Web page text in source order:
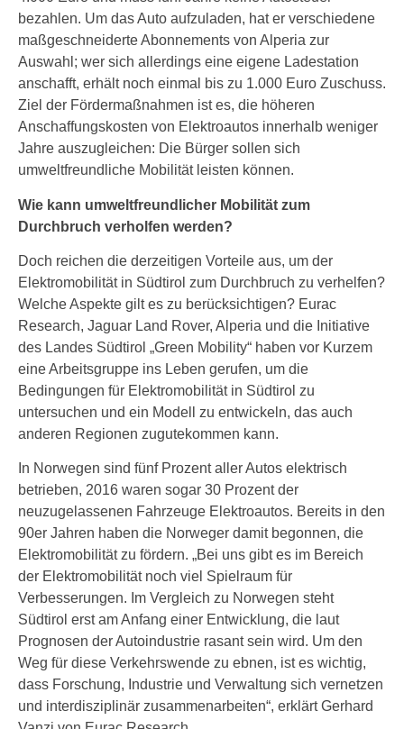
bezahlen. Um das Auto aufzuladen, hat er verschiedene
maßgeschneiderte Abonnements von Alperia zur
Auswahl; wer sich allerdings eine eigene Ladestation
anschafft, erhält noch einmal bis zu 1.000 Euro Zuschuss.
Ziel der Fördermaßnahmen ist es, die höheren
Anschaffungskosten von Elektroautos innerhalb weniger
Jahre auszugleichen: Die Bürger sollen sich
umweltfreundliche Mobilität leisten können.
Wie kann umweltfreundlicher Mobilität zum
Durchbruch verholfen werden?
Doch reichen die derzeitigen Vorteile aus, um der
Elektromobilität in Südtirol zum Durchbruch zu verhelfen?
Welche Aspekte gilt es zu berücksichtigen? Eurac
Research, Jaguar Land Rover, Alperia und die Initiative
des Landes Südtirol „Green Mobility“ haben vor Kurzem
eine Arbeitsgruppe ins Leben gerufen, um die
Bedingungen für Elektromobilität in Südtirol zu
untersuchen und ein Modell zu entwickeln, das auch
anderen Regionen zugutekommen kann.
In Norwegen sind fünf Prozent aller Autos elektrisch
betrieben, 2016 waren sogar 30 Prozent der
neuzugelassenen Fahrzeuge Elektroautos. Bereits in den
90er Jahren haben die Norweger damit begonnen, die
Elektromobilität zu fördern. „Bei uns gibt es im Bereich
der Elektromobilität noch viel Spielraum für
Verbesserungen. Im Vergleich zu Norwegen steht
Südtirol erst am Anfang einer Entwicklung, die laut
Prognosen der Autoindustrie rasant sein wird. Um den
Weg für diese Verkehrswende zu ebnen, ist es wichtig,
dass Forschung, Industrie und Verwaltung sich vernetzen
und interdisziplinär zusammenarbeiten“, erklärt Gerhard